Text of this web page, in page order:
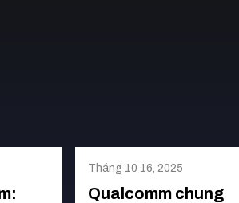
Tháng 10 16, 2025
Qualcomm chung